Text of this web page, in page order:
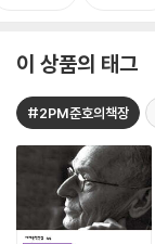
이 상품의 태그
#2PM준호의책장